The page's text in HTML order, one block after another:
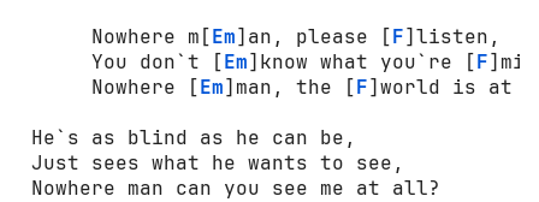
      Nowhere m[
Em]an, please [F]listen,
      You don`t [
Em]know what you`re [F
      Nowhere [
Em]man, the [F]world is at
He`s as blind as he can be,
Just sees what he wants to see,
Nowhere man can you see me at all?